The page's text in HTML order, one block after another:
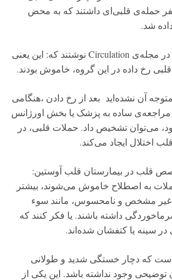
شدند و ۳۸۶ نفر حمله‌ی قلبی‌ای داشتند که به محض
شد.
سولیمن و همکارانش، در مجله‌ی Circulation نوشتند که: این یعنی
آن نشده‌اید بعد از رخ دادن ،هنگامی
مراجعه‌ی ساده به پزشک یا بخش اورژانس
می‌توان تشخیص داد. حملات قلبی، در
اختلال ایجاد می‌کند.
قلب در بیمارستان قلب آوستین:
به اصطلاح خاموش می‌شوند، بیشتر
غیر مشخص و نامحسوس، مانند سوء
داشته باشند. یا فکر کنند که
سینه یا کتفشان شده‌اند.
که دچار خستگی شدید و طولانی
وجود نداشته باشد. این یکی از